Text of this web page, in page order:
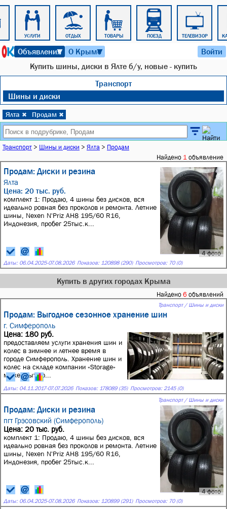
УСЛУГИ ОТДЫХ ТОВАРЫ ПОЕЗД ТЕЛЕВИЗОР
Объявления
▼ О Крыме
▼ Войти
Купить шины, диски в Ялте б/у, новые - купить
Транспорт
Шины и диски
Ялта ✖ Продам ✖
Транспорт > Шины и диски > Ялта > Продам
Найдено 1 объявление
Продам: Диски и резина
Ялта
4 фото
Цена: 20 тыс. руб.
комплект 1: Продаю, 4 шины без дисков, вся
идеально ровная без проколов и ремонта. Летние
шины, Nexen N'Priz AH8 195/60 R16,
Индонезия, пробег 25тыс.к...
Даты: 06.04.2025-07.08.2026 Показов: 120898 (290) Просмотров: 70 (0)
Купить в других городах Крыма
Найдено 6 объявлений
Транспорт / Шины и диски
Продам: Выгодное сезонное хранение шин
г. Симферополь
Цена: 180 руб.
предоставляем услуги хранения шин и
колес в зимнее и летнее время в
городе Симферополь. Хранение шин и
колес на складе компании «Storage»
может быть о...
Даты: 04.11.2017-07.07.2026 Показов: 178089 (35) Просмотров: 2145 (0)
Транспорт / Шины и диски
Продам: Диски и резина
пгт Грэсовский (Симферополь)
4 фото
Цена: 20 тыс. руб.
комплект 1: Продаю, 4 шины без дисков, вся
идеально ровная без проколов и ремонта. Летние
шины, Nexen N'Priz AH8 195/60 R16,
Индонезия, пробег 25тыс.к...
Даты: 06.04.2025-07.08.2026 Показов: 120899 (291) Просмотров: 70 (0)